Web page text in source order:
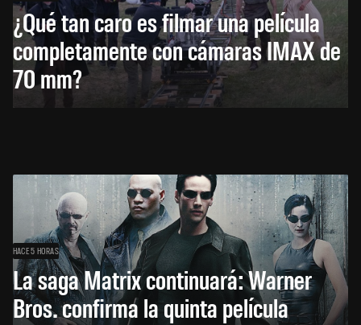
¿Qué tan caro es filmar una película
completamente con cámaras IMAX de
70 mm?
HACE 5 HORAS
La saga Matrix continuará: Warner
Bros. confirma la quinta película